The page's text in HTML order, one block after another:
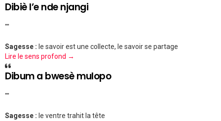
Dibiè l’e nde njangi
""
Sagesse : le savoir est une collecte, le savoir se partage
Lire le sens profond →
Dibum a bwesè mulopo
""
Sagesse : le ventre trahit la tête